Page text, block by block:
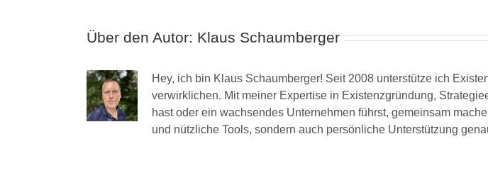
Über den Autor: Klaus Schaumberger
Hey, ich bin Klaus Schaumberger! Seit 2008 unterstütze ich
verwirklichen. Mit meiner Expertise in Existenzgründung,
hast oder ein wachsendes Unternehmen führst, gemeinsam
und nützliche Tools, sondern auch persönliche Unterstützung